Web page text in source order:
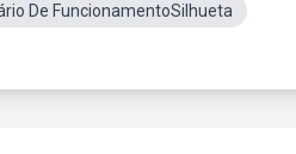
De FuncionamentoSilhueta